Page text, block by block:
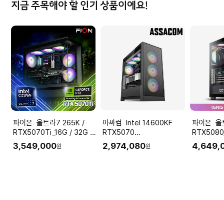
지금 주목해야 할 인기 상품이에요!
파이온 울트라7 265K /
RTX5070Ti_16G / 32G /
SSD 1T 조립PC 게이밍 컴
퓨터 데스크탑 본체
3,549,000원
아싸컴 Intel 14600KF
RTX5070
12GB+32GB+1TB 조립PC
게이밍컴퓨터
2,974,080원
파이온 울트라9 285K /
SSD 1T
퓨터 데스